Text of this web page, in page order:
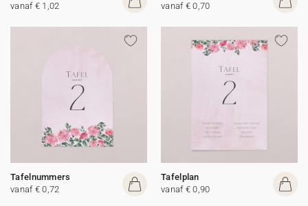
vanaf € 1,02
vanaf € 0,70
Tafelnummers
vanaf € 0,72
Tafelplan
vanaf € 0,90